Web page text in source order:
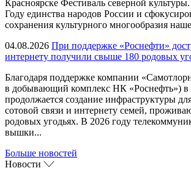
Красноярске Фестиваль северной
Году единства народов России и
сохранения культурного многообразия
04.08.2026 При поддержке «Роснефти»
интернету получили свыше 180 родовых
Благодаря поддержке компании
в добывающий комплекс НК
продолжается создание инфраструктуры
сотовой связи и интернету семей,
родовых угодьях. В 2026 году
вышки...
Больше новостей
Новости